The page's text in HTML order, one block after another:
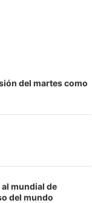
del martes como
mundial de
del mundo